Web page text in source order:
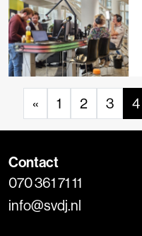
« 1 2 3 4
Contact
070 361 71 11
info@svdj.nl